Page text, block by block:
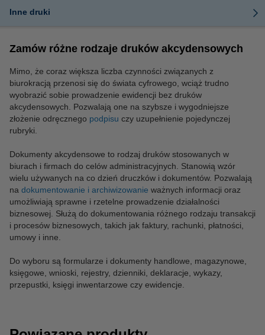
Inne druki
Zamów różne rodzaje druków akcydensowych
Mimo, że coraz większa liczba czynności związanych z
biurokracją przenosi się do świata cyfrowego, wciąż trudno
wyobrazić sobie prowadzenie ewidencji bez druków
akcydensowych. Pozwalają one na szybsze i wygodniejsze
złożenie odręcznego podpisu czy uzupełnienie pojedynczej
rubryki.
Dokumenty akcydensowe to rodzaj druków stosowanych w
biurach i firmach do celów administracyjnych. Stanowią wzór
wielu używanych na co dzień druczków i dokumentów. Pozwalają
na dokumentowanie i archiwizowanie ważnych informacji oraz
umożliwiają sprawne i rzetelne prowadzenie działalności
biznesowej. Służą do dokumentowania różnego rodzaju transakcji
i procesów biznesowych, takich jak faktury, rachunki, płatności,
umowy i inne.
Do wyboru są formularze i dokumenty handlowe, magazynowe,
księgowe, wnioski, rejestry, dzienniki, deklaracje, wykazy,
przepustki, księgi inwentarzowe czy ewidencje.